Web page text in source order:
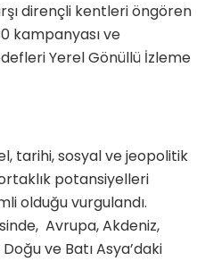
dirençli kentleri öngören
kampanyası ve
Yerel Gönüllü İzleme
tarihi, sosyal ve jeopolitik
potansiyelleri
olduğu vurgulandı.
Avrupa, Akdeniz,
ve Batı Asya’daki